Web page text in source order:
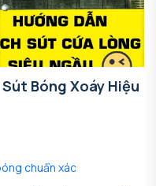
Bóng Xoáy Hiệu